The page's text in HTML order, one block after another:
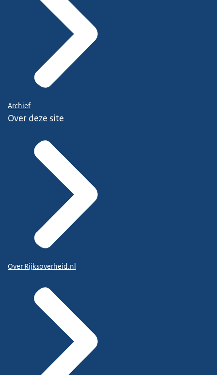
Archief
Over deze site
Over Rijksoverheid.nl